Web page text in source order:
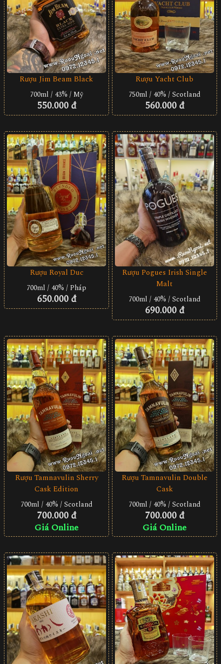
Rượu Jim Beam Black
700ml / 43% / Mỹ
550.000 đ
Rượu Yacht Club
750ml / 40% / Scotland
560.000 đ
Rượu Royal Duc
700ml / 40% / Pháp
650.000 đ
Rượu Pogues Irish Single
Malt
700ml / 40% / Scotland
690.000 đ
Rượu Tamnavulin Sherry
Cask Edition
700ml / 40% / Scotland
700.000 đ
Giá Online
Rượu Tamnavulin Double
Cask
700ml / 40% / Scotland
700.000 đ
Giá Online